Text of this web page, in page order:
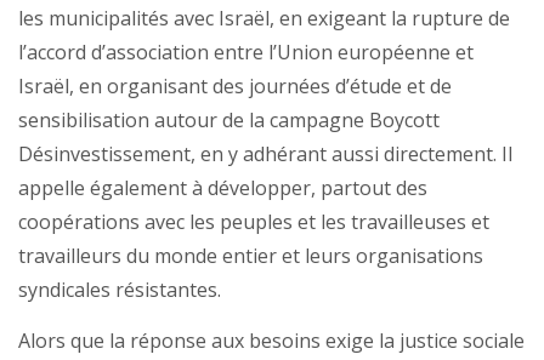
les municipalités avec Israël, en exigeant la rupture de
l’accord d’association entre l’Union européenne et
Israël, en organisant des journées d’étude et de
sensibilisation autour de la campagne Boycott
Désinvestissement, en y adhérant aussi directement. Il
appelle également à développer, partout des
coopérations avec les peuples et les travailleuses et
travailleurs du monde entier et leurs organisations
syndicales résistantes.
Alors que la réponse aux besoins exige la justice sociale